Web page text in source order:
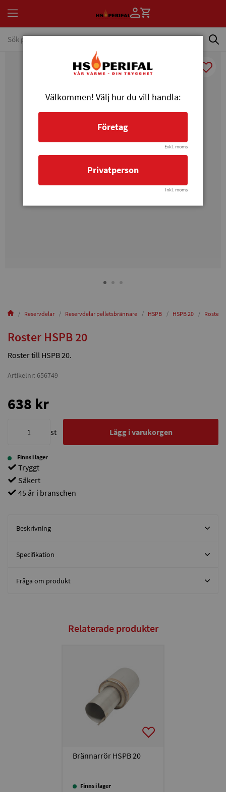
Reservdelar Reservdelar pelletsbrännare HSPB HSPB 20 Roster
Roster HSPB 20
Roster till HSPB 20.
Artikelnr: 656749
638 kr
st Lägg i varukorgen
Finns i lager
Tryggt
Säkert
45 år i branschen
Beskrivning
Specifikation
Fråga om produkt
Relaterade produkter
Brännarrör HSPB 20
Finns i lager
Välkommen! Välj hur du vill handla:
Företag
Exkl. moms
Privatperson
Inkl. moms